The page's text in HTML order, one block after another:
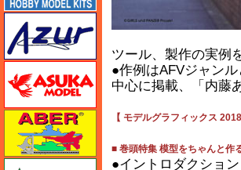
ツール、製作の実例
●作例はAFVジャン
中心に掲載、「内藤
【 モデルグラフィックス
■ 巻頭特集 模型をちゃんと作
●イントロダクション
アズール
アスカモデル
アベール
アルパイン